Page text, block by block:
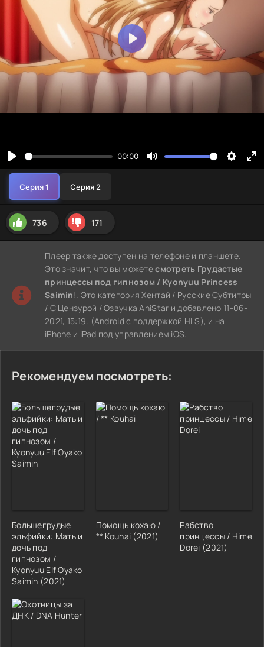
736 171
Плеер также доступен на телефоне и планшете.
Это значит, что вы можетесмотреть Грудастые
принцессы под гипнозом / Kyonyuu Princess
Saimin!. Это категория Хентай / Русские Субтитры
/ С Цензурой / Озвучка AniStar и добавлено 11-06-
2021, 15:19. (Android с поддержкой HLS), и на
iPhone и iPad под управлением iOS.
Рекомендуем посмотреть:
Большегрудые
эльфийки: Мать и
дочь под
гипнозом /
Kyonyuu Elf Oyako
Saimin (2021)
Помощь кохаю /
** Kouhai (2021)
Рабство
принцессы / Hime
Dorei (2021)